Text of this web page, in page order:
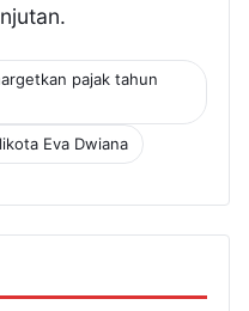
pajak tahun
Eva Dwiana